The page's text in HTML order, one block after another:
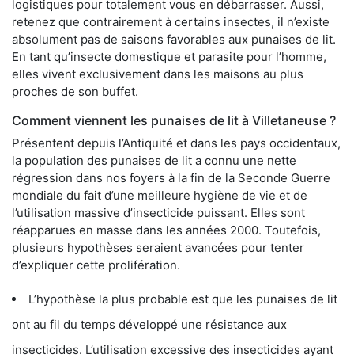
logistiques pour totalement vous en débarrasser. Aussi,
retenez que contrairement à certains insectes, il n’existe
absolument pas de saisons favorables aux punaises de lit.
En tant qu’insecte domestique et parasite pour l’homme,
elles vivent exclusivement dans les maisons au plus
proches de son buffet.
Comment viennent les punaises de lit à Villetaneuse ?
Présentent depuis l’Antiquité et dans les pays occidentaux,
la population des punaises de lit a connu une nette
régression dans nos foyers à la fin de la Seconde Guerre
mondiale du fait d’une meilleure hygiène de vie et de
l’utilisation massive d’insecticide puissant. Elles sont
réapparues en masse dans les années 2000. Toutefois,
plusieurs hypothèses seraient avancées pour tenter
d’expliquer cette prolifération.
L’hypothèse la plus probable est que les punaises de lit
ont au fil du temps développé une résistance aux
insecticides. L’utilisation excessive des insecticides ayant